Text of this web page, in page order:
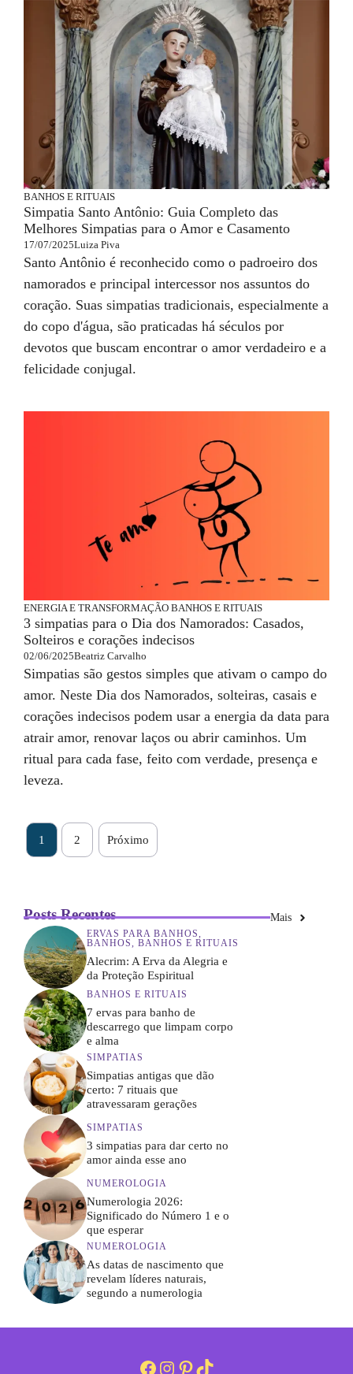
BANHOS E RITUAIS
Simpatia Santo Antônio: Guia Completo das
Melhores Simpatias para o Amor e Casamento
17/07/2025Luiza Piva
Santo Antônio é reconhecido como o padroeiro dos
namorados e principal intercessor nos assuntos do
coração. Suas simpatias tradicionais, especialmente a
do copo d'água, são praticadas há séculos por
devotos que buscam encontrar o amor verdadeiro e a
felicidade conjugal.
ENERGIA E TRANSFORMAÇÃO BANHOS E RITUAIS
3 simpatias para o Dia dos Namorados: Casados,
Solteiros e corações indecisos
02/06/2025Beatriz Carvalho
Simpatias são gestos simples que ativam o campo do
amor. Neste Dia dos Namorados, solteiras, casais e
corações indecisos podem usar a energia da data para
atrair amor, renovar laços ou abrir caminhos. Um
ritual para cada fase, feito com verdade, presença e
leveza.
1 2 Próximo
Posts Recentes Mais
ERVAS PARA BANHOS
BANHOS
BANHOS E RITUAIS
Alecrim: A Erva da Alegria e
da Proteção Espiritual
BANHOS E RITUAIS
7 ervas para banho de
descarrego que limpam corpo
e alma
SIMPATIAS
Simpatias antigas que dão
certo: 7 rituais que
atravessaram gerações
SIMPATIAS
3 simpatias para dar certo no
amor ainda esse ano
NUMEROLOGIA
Numerologia 2026:
Significado do Número 1 e o
que esperar
NUMEROLOGIA
As datas de nascimento que
revelam líderes naturais,
segundo a numerologia
Facebook
Instagram
Pinterest
TikTok